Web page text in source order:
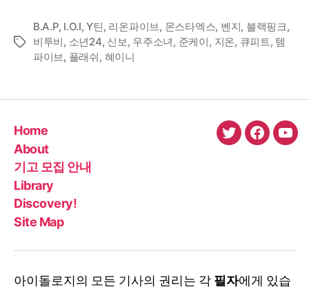
Tags
B.A.P, I.O.I,Y틴, 리온파이브, 몬스타엑스, 벤지, 블랙핑크,
비투비, 소년24, 신보, 우주소녀, 준케이, 지온, 큐피트, 템
파이브, 플래쉬, 혜이니
Home
About
기고 모집 안내
Library
Discovery!
Site Map
twitter
아이돌로지의 모든 기사의 권리는 각 필자에게 있습